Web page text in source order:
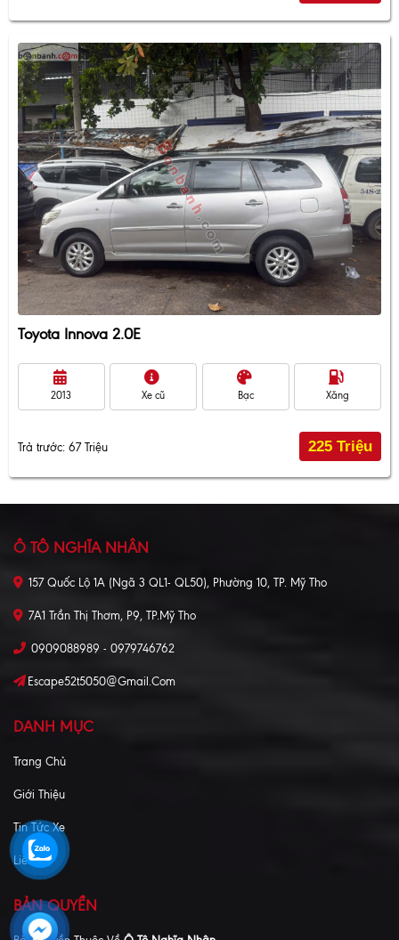
Toyota Innova 2.0E
2013 Xe cũ Bạc Xăng
225 Triệu
Trả trước: 67 Triệu
Ô TÔ NGHĨA NHÂN
157 Quốc Lộ 1A (Ngã 3 QL1- QL50), Phường 10, TP. Mỹ Tho
7A1 Trần Thị Thơm, P9, TP.Mỹ Tho
0909088989 - 0979746762
Escape52t5050@gmail.com
DANH MỤC
Trang Chủ
Giới Thiệu
Tin Tức Xe
Liên Hệ
BẢN QUYỀN